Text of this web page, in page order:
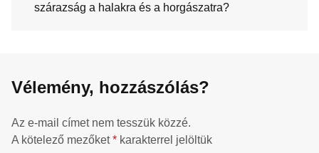
szárazság a halakra és a horgászatra?
Vélemény, hozzászólás?
Az e-mail címet nem tesszük közzé.
A kötelező mezőket* karakterrel jelöltük